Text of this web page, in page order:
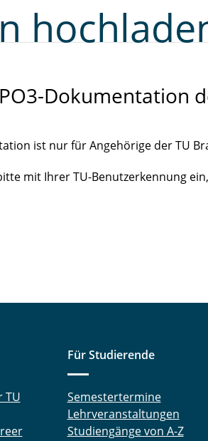
Dokumentation
ist nur für Angehörige der TU
mit Ihrer TU-Benutzerkennung
TU
Für Studierende
Semestertermine
Lehrveranstaltungen
Studiengänge von A-Z